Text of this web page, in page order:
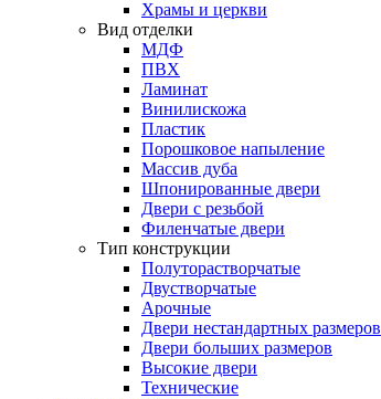
Храмы и церкви
Вид отделки
МДФ
ПВХ
Ламинат
Винилискожа
Пластик
Порошковое напыление
Массив дуба
Шпонированные двери
Двери с резьбой
Филенчатые двери
Тип конструкции
Полуторастворчатые
Двустворчатые
Арочные
Двери нестандартных размеров
Двери больших размеров
Высокие двери
Технические